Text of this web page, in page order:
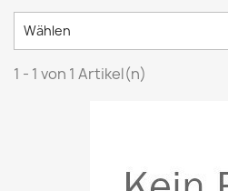
Wählen
1 - 1 von 1 Artikel(n)